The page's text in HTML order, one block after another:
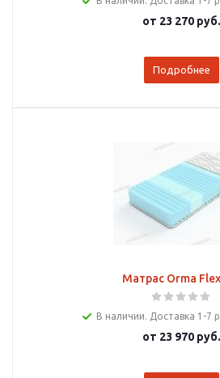
от 23 270 руб.
Подробнее
Матрас Orma
В наличии. Доставка 1-7
от 23 970 руб.